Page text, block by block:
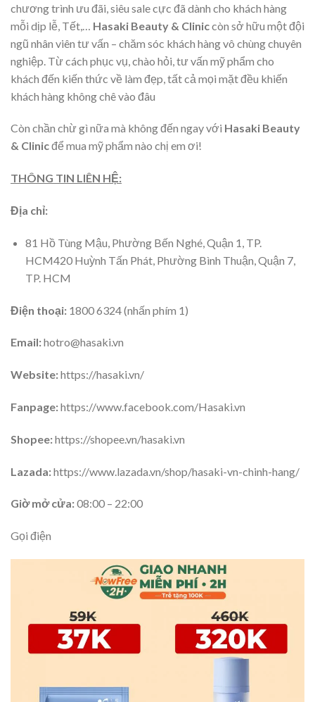
chương trình ưu đãi, siêu sale cực đã dành cho khách hàng
mỗi dịp lễ, Tết,… Hasaki Beauty & Cliniccòn sở hữu một đội
ngũ nhân viên tư vấn – chăm sóc khách hàng vô chùng chuyên
nghiệp. Từ cách phục vụ, chào hỏi, tư vấn mỹ phẩm cho
khách đến kiến thức về làm đẹp, tất cả mọi mặt đều khiến
khách hàng không chê vào đâu
Còn chần chừ gì nữa mà không đến ngay với Hasaki Beauty
& Clinicđể mua mỹ phẩm nào chị em ơi!
THÔNG TIN LIÊN HỆ:
Địa chỉ:
81 Hồ Tùng Mậu, Phường Bến Nghé, Quận 1, TP.
HCM420 Huỳnh Tấn Phát, Phường Bình Thuận, Quận 7,
TP. HCM
Điện thoại: 1800 6324 (nhấn phím 1)
Email:hotro@hasaki.vn
Website:https://hasaki.vn/
Fanpage:https://www.facebook.com/Hasaki.vn
Shopee:https://shopee.vn/hasaki.vn
Lazada:https://www.lazada.vn/shop/hasaki-vn-chinh-hang/
Giờ mở cửa:08:00 – 22:00
Gọi điện